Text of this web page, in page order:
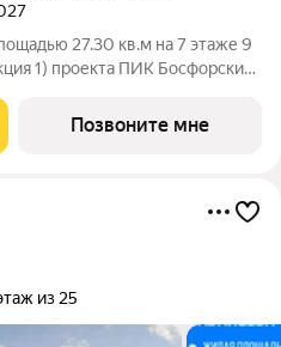
27.30 кв.м на 7 этаже 9
1) проекта ПИК Босфорский
окна, с отделкой. Жилой
Позвоните мне
из 25